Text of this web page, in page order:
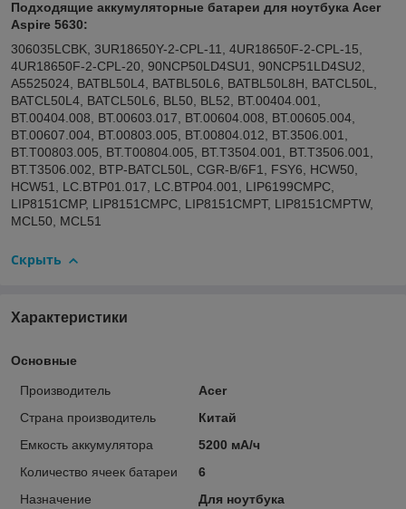
Подходящие аккумуляторные батареи для ноутбука Acer
Aspire 5630:
306035LCBK, 3UR18650Y-2-CPL-11, 4UR18650F-2-CPL-15,
4UR18650F-2-CPL-20, 90NCP50LD4SU1, 90NCP51LD4SU2,
A5525024, BATBL50L4, BATBL50L6, BATBL50L8H, BATCL50L,
BATCL50L4, BATCL50L6, BL50, BL52, BT.00404.001,
BT.00404.008, BT.00603.017, BT.00604.008, BT.00605.004,
BT.00607.004, BT.00803.005, BT.00804.012, BT.3506.001,
BT.T00803.005, BT.T00804.005, BT.T3504.001, BT.T3506.001,
BT.T3506.002, BTP-BATCL50L, CGR-B/6F1, FSY6, HCW50,
HCW51, LC.BTP01.017, LC.BTP04.001, LIP6199CMPC,
LIP8151CMP, LIP8151CMPC, LIP8151CMPT, LIP8151CMPTW,
MCL50, MCL51
Скрыть
Характеристики
Основные
Производитель
Acer
Страна производитель
Китай
Емкость аккумулятора
5200 мА/ч
Количество ячеек батареи
6
Назначение
Для ноутбука